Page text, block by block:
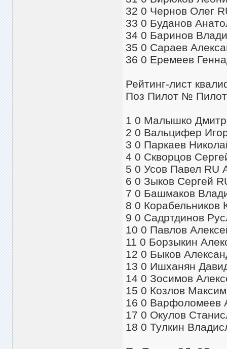
32 0 Чернов Олег
33 0 Буданов
34 0 Баринов
35 0 Сараев
36 0 Еремеев
Рейтинг-лист
Поз Пилот № Пилот
1 0 Малышко
2 0 Вальцифер
3 0 Паркаев
4 0 Скворцов
5 0 Усов Павел
6 0 Зыков Сергей
7 0 Башмаков
8 0 Корабельников
9 0 Садртдинов
10 0 Павлов
11 0 Борзыкин
12 0 Быков
13 0 Ишханян
14 0 Зосимов
15 0 Козлов
16 0 Варфоломеев
17 0 Окулов
18 0 Тулкин